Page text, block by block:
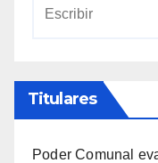
Titulares
Poder Comunal